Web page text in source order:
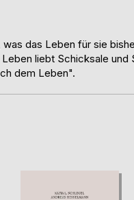
das Leben für sie
liebt Schicksale und
dem Leben".